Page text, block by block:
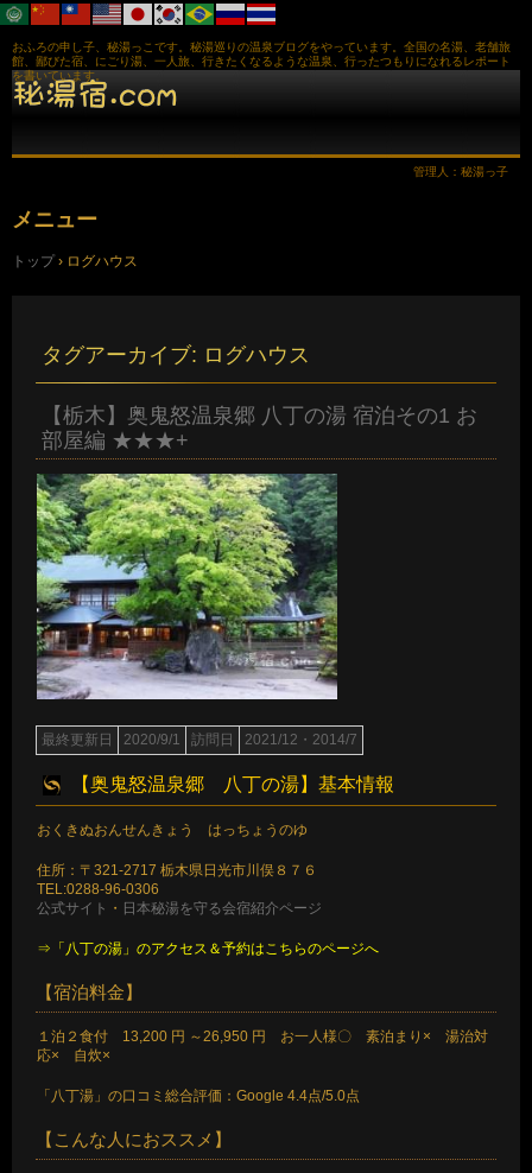
おふろの申し子、秘湯っこです。秘湯巡りの温泉ブログをやっています。全国の名湯、老舗旅
館、鄙びた宿、にごり湯、一人旅、行きたくなるような温泉、行ったつもりになれるレポート
を書いています。
管理人：秘湯っ子
メニュー
ン
トップ › ログハウス
タグアーカイブ: ログハウス
【栃木】奥鬼怒温泉郷 八丁の湯 宿泊その1 お
部屋編 ★★★+
最終更新日 2020/9/1 訪問日 2021/12・2014/7
【奥鬼怒温泉郷 八丁の湯】基本情報
おくきぬおんせんきょう はっちょうのゆ
住所：〒321-2717 栃木県日光市川俣８７６
TEL:0288-96-0306
公式サイト ・ 日本秘湯を守る会宿紹介ページ
⇒「八丁の湯」のアクセス＆予約はこちらのページへ
【宿泊料金】
１泊２食付 13,200 円 ～26,950 円 お一人様〇 素泊まり× 湯治対
応× 自炊×
「八丁湯」の口コミ総合評価：Google 4.4点/5.0点
【こんな人におススメ】